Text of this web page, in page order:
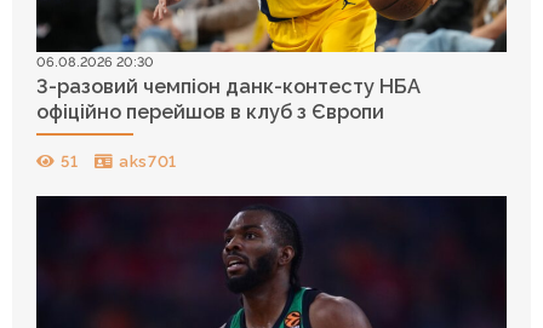
06.08.2026 20:30
3-разовий чемпіон данк-контесту НБА
офіційно перейшов в клуб з Європи
51 aks701